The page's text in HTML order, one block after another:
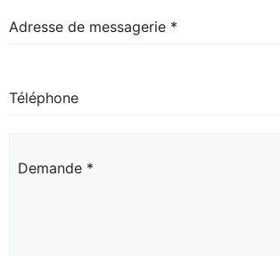
Adresse de messagerie *
Téléphone
Demande *